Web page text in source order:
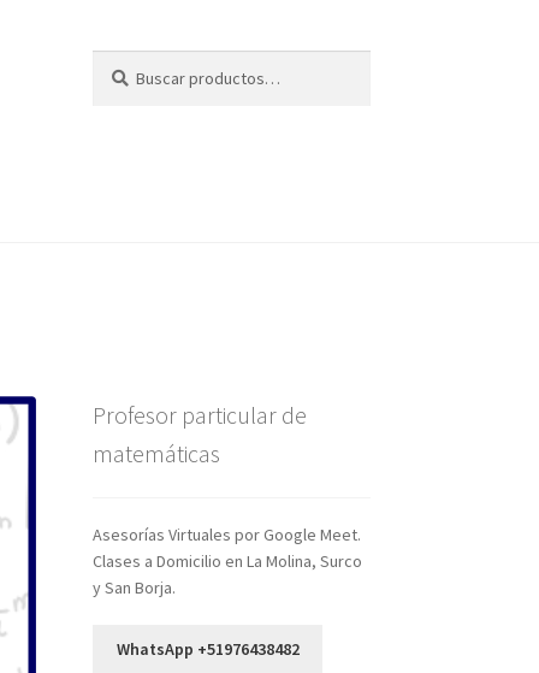
por:
Profesor particular de
matemáticas
Asesorías Virtuales por Google Meet.
Clases a Domicilio en La Molina, Surco
y San Borja.
WhatsApp +51976438482